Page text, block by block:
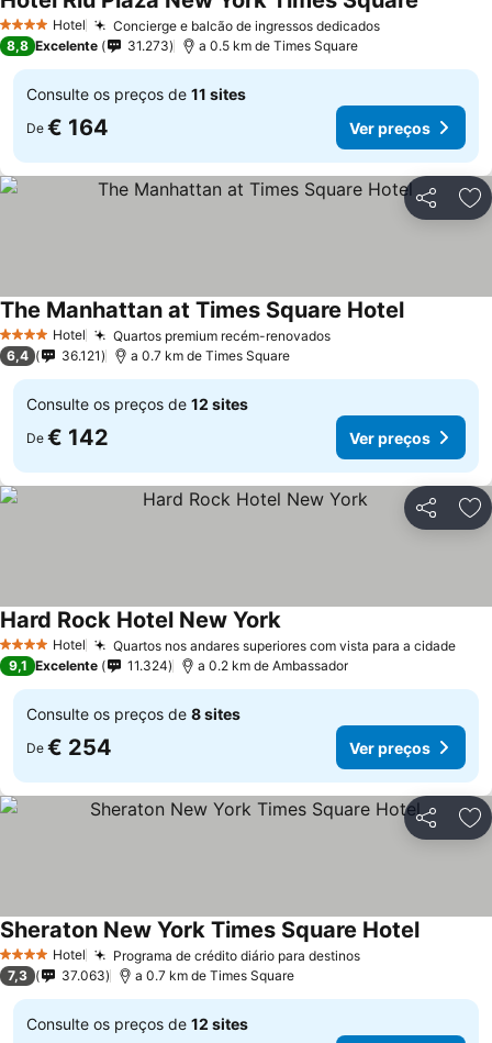
4 EstrelasHotel Concierge e balcão de ingressos dedicados
8,8 Excelente 31.273 a 0.5 km de Times Square
Consulte os preços de 11 sites
De € 164 Ver preços
Partilhar
4 EstrelasHotel Quartos premium recém-renovados
The Manhattan at Times Square Hotel
6,4 36.121 a 0.7 km de Times Square
Consulte os preços de 12 sites
De € 142 Ver preços
Partilhar
4 EstrelasHotel Quartos nos andares superiores com vista para a cidade
Hard Rock Hotel New York
9,1 Excelente 11.324 a 0.2 km de Ambassador
Consulte os preços de 8 sites
De € 254 Ver preços
Partilhar
4 EstrelasHotel Programa de crédito diário para destinos
Sheraton New York Times Square Hotel
7,3 37.063 a 0.7 km de Times Square
Consulte os preços de 12 sites